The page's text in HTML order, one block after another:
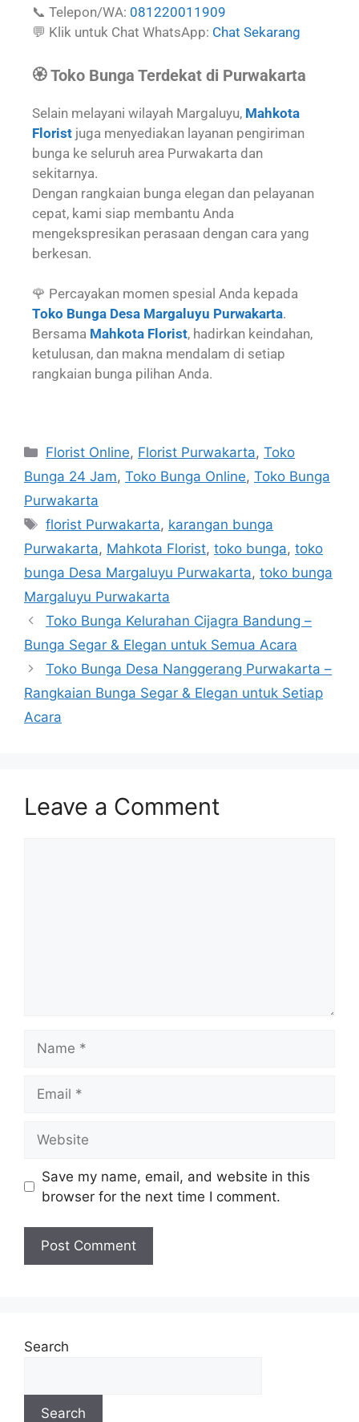
📞 Telepon/WA: 081220011909
💬 Klik untuk Chat WhatsApp: Chat Sekarang
🏵️ Toko Bunga Terdekat di Purwakarta
Selain melayani wilayah Margaluyu, Mahkota
Florist juga menyediakan layanan pengiriman
bunga ke seluruh area Purwakarta dan
sekitarnya.
Dengan rangkaian bunga elegan dan pelayanan
cepat, kami siap membantu Anda
mengekspresikan perasaan dengan cara yang
berkesan.
🌹 Percayakan momen spesial Anda kepada
Toko Bunga Desa Margaluyu Purwakarta.
Bersama Mahkota Florist, hadirkan keindahan,
ketulusan, dan makna mendalam di setiap
rangkaian bunga pilihan Anda.
Florist Online, Florist Purwakarta,Toko
Bunga 24 Jam, Toko Bunga Online, Toko Bunga
Purwakarta
florist Purwakarta, karangan bunga
Purwakarta, Mahkota Florist, toko bunga, toko
bunga Desa Margaluyu Purwakarta, toko bunga
Margaluyu Purwakarta
Toko Bunga Kelurahan Cijagra Bandung –
Bunga Segar & Elegan untuk Semua Acara
Toko Bunga Desa Nanggerang Purwakarta –
Rangkaian Bunga Segar & Elegan untuk Setiap
Acara
Leave a Comment
Save my name, email, and website in this
browser for the next time I comment.
Search
Search